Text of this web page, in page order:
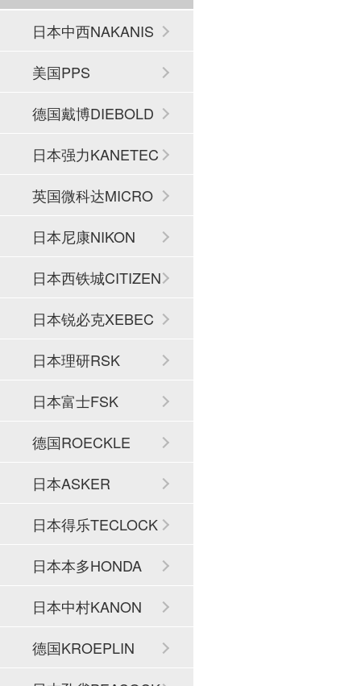
日本中西NAKANIS
HI
美国PPS
德国戴博DIEBOLD
日本强力KANETEC
英国微科达MICRO
SET
日本尼康NIKON
日本西铁城CITIZEN
日本锐必克XEBEC
日本理研RSK
日本富士FSK
德国ROECKLE
日本ASKER
日本得乐TECLOCK
日本本多HONDA
日本中村KANON
德国KROEPLIN